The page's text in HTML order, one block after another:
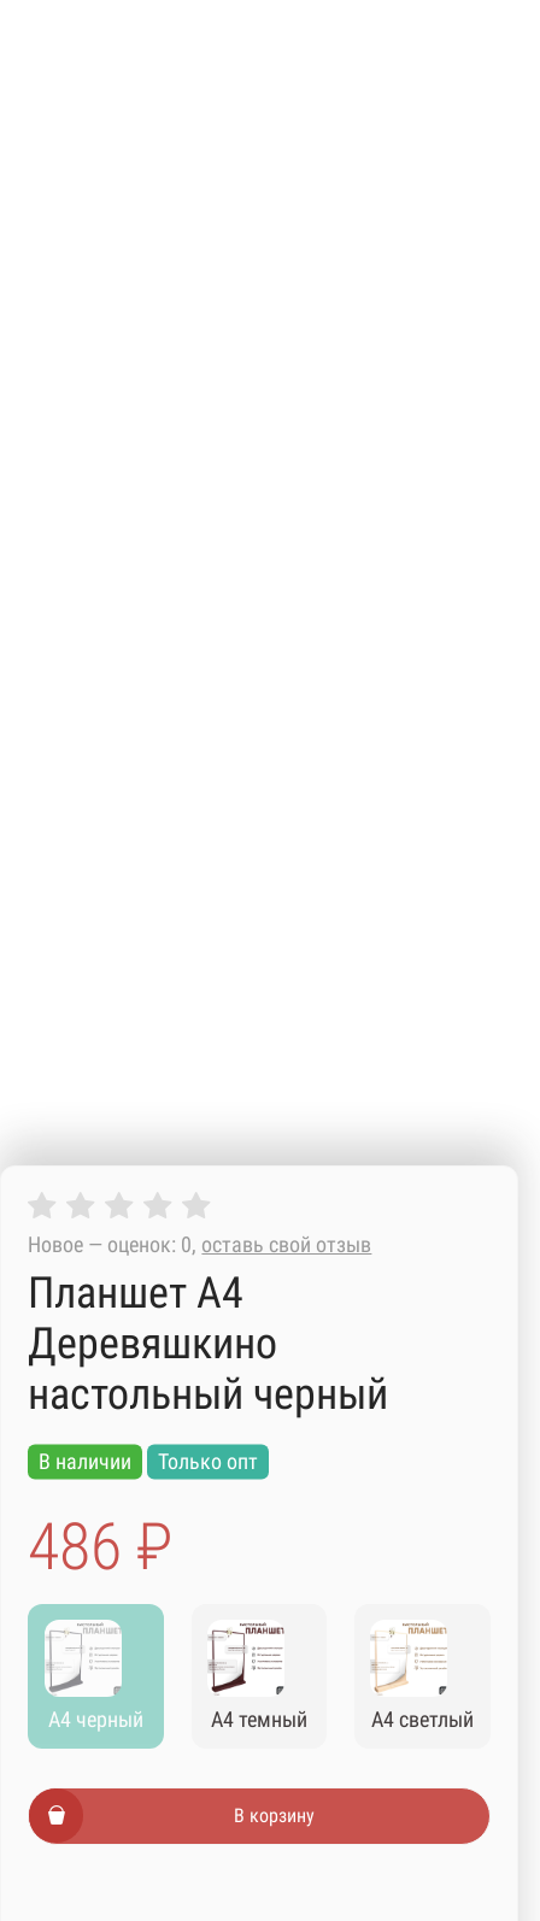
Новое — оценок: 0, оставь свой отзыв
Планшет А4
Деревяшкино
настольный черный
В наличии Только опт
486 ₽
А4 черный А4 темный А4 светлый
В корзину